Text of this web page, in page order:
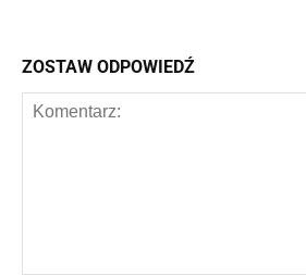
ZOSTAW ODPOWIEDŹ